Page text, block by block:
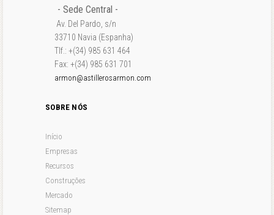
- Sede Central -
Av. Del Pardo, s/n
33710 Navia (Espanha)
Tlf.: +(34) 985 631 464
Fax: +(34) 985 631 701
armon@astillerosarmon.com
SOBRE NÓS
Início
Empresas
Recursos
Construções
Mercado
Sitemap